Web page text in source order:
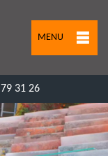
MENU
31 26